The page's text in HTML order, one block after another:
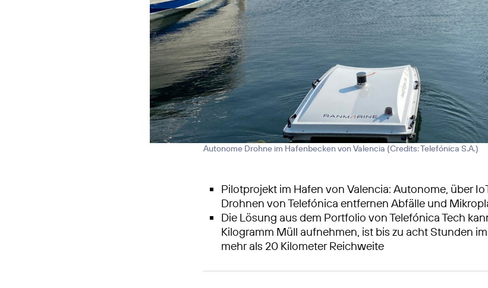
Autonome Drohne im Hafenbecken von Valencia (Credits: Telefónica S.A.)
Pilotprojekt im Hafen von Valencia: Autonome, über
Drohnen von Telefónica entfernen Abfälle und
Die Lösung aus dem Portfolio von Telefónica Tech
Kilogramm Müll aufnehmen, ist bis zu acht Stunden
mehr als 20 Kilometer Reichweite